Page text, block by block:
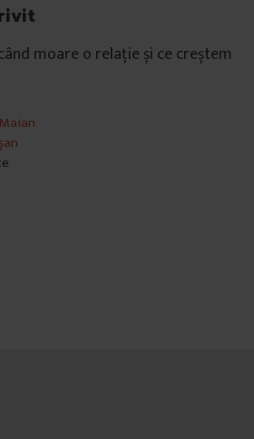
moare o relație și ce creștem